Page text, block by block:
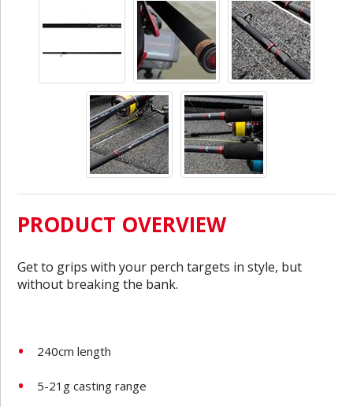
PRODUCT OVERVIEW
Get to grips with your perch targets in style, but
without breaking the bank.
240cm length
5-21g casting range